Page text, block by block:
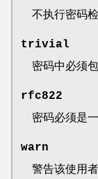
不执行密码检
trivial
密码中必须
rfc822
密码必须是
warn
警告该使用